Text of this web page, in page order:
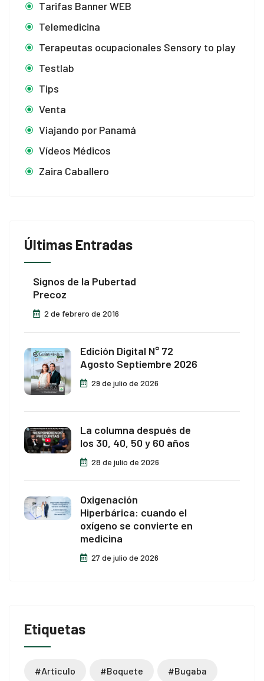
Tarifas Banner WEB
Telemedicina
Terapeutas ocupacionales Sensory to play
Testlab
Tips
Venta
Viajando por Panamá
Vídeos Médicos
Zaira Caballero
Últimas Entradas
Signos de la Pubertad
Precoz
2 de febrero de 2016
Edición Digital N° 72
Agosto Septiembre 2026
29 de julio de 2026
La columna después de
los 30, 40, 50 y 60 años
28 de julio de 2026
Oxigenación
Hiperbárica: cuando el
oxígeno se convierte en
medicina
27 de julio de 2026
Etiquetas
#articulo #boquete #bugaba